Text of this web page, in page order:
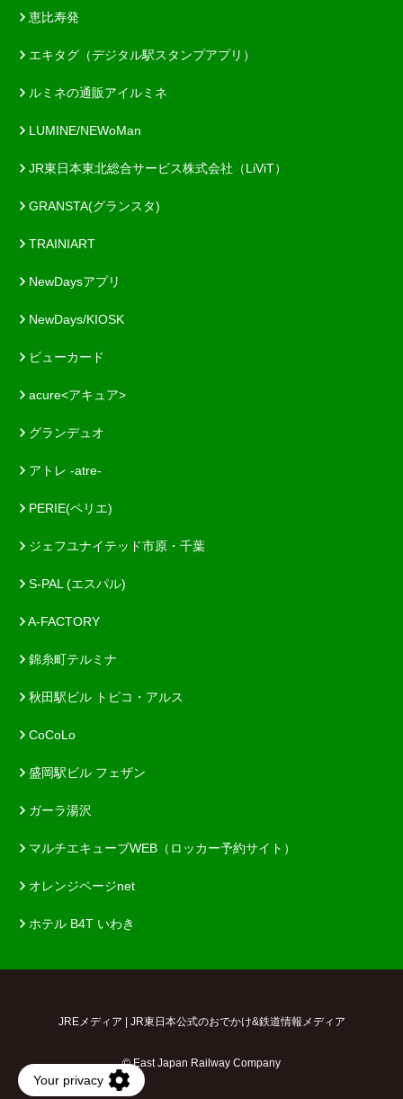
恵比寿発
エキタグ（デジタル駅スタンプアプリ）
ルミネの通販アイルミネ
LUMINE/NEWoMan
JR東日本東北総合サービス株式会社（LiViT）
GRANSTA(グランスタ)
TRAINIART
NewDaysアプリ
NewDays/KIOSK
ビューカード
acure<アキュア>
グランデュオ
アトレ -atre-
PERIE(ペリエ)
ジェフユナイテッド市原・千葉
S-PAL (エスパル)
A-FACTORY
錦糸町テルミナ
秋田駅ビル トピコ・アルス
CoCoLo
盛岡駅ビル フェザン
ガーラ湯沢
マルチエキューブWEB（ロッカー予約サイト）
オレンジページnet
ホテル B4T いわき
JREメディア | JR東日本公式のおでかけ&鉄道情報メディア
© East Japan Railway Company